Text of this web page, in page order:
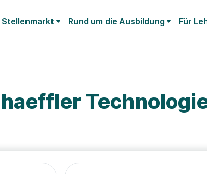
Stellenmarkt Rund um die Ausbildung Für